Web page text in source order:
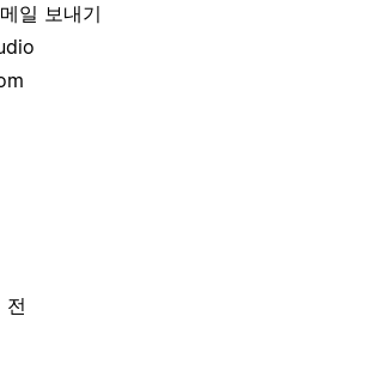
일 보내기
전